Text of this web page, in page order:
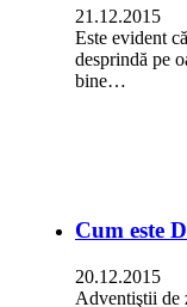
21.12.2015
Este evident
desprindă pe
bine…
Cum este
20.12.2015
Adventiştii de